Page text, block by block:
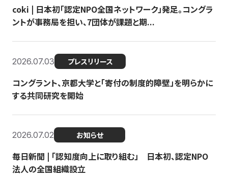
coki | 日本初「認定NPO全国ネットワーク」発足。コングラ
ントが事務局を担い、7団体が課題と期...
2026.07.03 プレスリリース
コングラント、京都大学と「寄付の制度的障壁」を明らかに
する共同研究を開始
2026.07.02 お知らせ
毎日新聞 | 「認知度向上に取り組む」 日本初、認定NPO
法人の全国組織設立